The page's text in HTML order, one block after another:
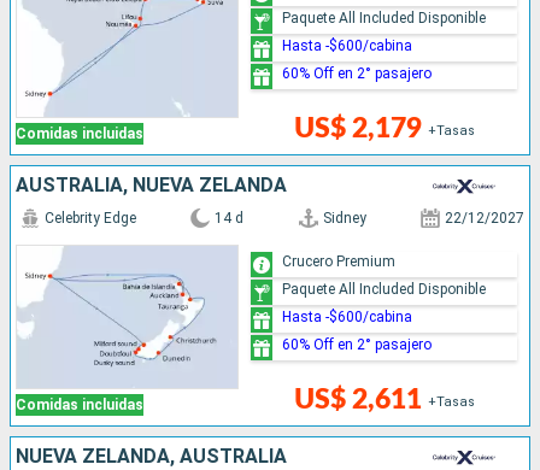
Comidas incluidas US$ 2,179 +Tasas
Paquete All Included Disponible
Hasta -$600/cabina
60% Off en 2° pasajero
AUSTRALIA, NUEVA ZELANDA
Comidas incluidas
Celebrity Edge 14 d Sidney 22/12/2027
US$ 2,611 +Tasas
Crucero Premium
Paquete All Included Disponible
Hasta -$600/cabina
60% Off en 2° pasajero
NUEVA ZELANDA, AUSTRALIA